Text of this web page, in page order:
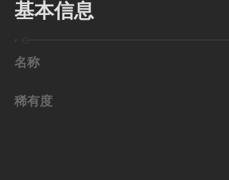
基本信息
名称
稀有度